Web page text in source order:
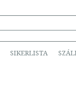
SIKERLISTA